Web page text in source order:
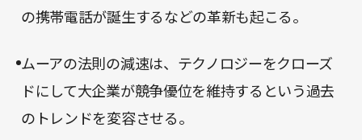
の携帯電話が誕生するなどの革新も起こる。
ムーアの法則の減速は、テクノロジーをクローズ
ドにして大企業が競争優位を維持するという過去
のトレンドを変容させる。